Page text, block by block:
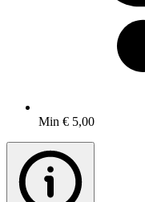
Min € 5,00